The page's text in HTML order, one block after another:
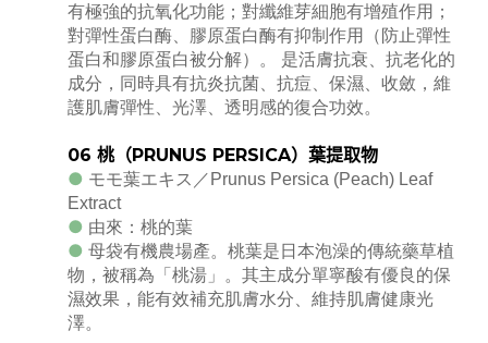
有極強的抗氧化功能；對纖維芽細胞有增殖作用；
對彈性蛋白酶、膠原蛋白酶有抑制作用（防止彈性
蛋白和膠原蛋白被分解）。 是活膚抗衰、抗老化的
成分，同時具有抗炎抗菌、抗痘、保濕、收斂，維
護肌膚彈性、光澤、透明感的復合功效。
06 桃（ PRUNUS PERSICA）葉提取物
● モモ葉エキス／Prunus Persica (Peach) Leaf
Extract
● 由來：桃的葉
● 母袋有機農場產。桃葉是日本泡澡的傳統藥草植
物，被稱為「桃湯」。其主成分單寧酸有優良的保
濕效果，能有效補充肌膚水分、維持肌膚健康光
澤。